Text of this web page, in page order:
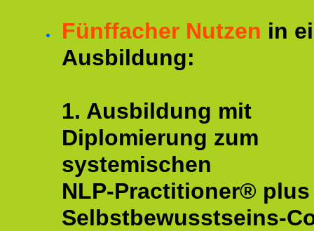
Fünffacher Nutzen in
Ausbildung:
1. Ausbildung mit
Diplomierung zum
systemischen
NLP-Practitioner® plus
Selbstbewusstseins-